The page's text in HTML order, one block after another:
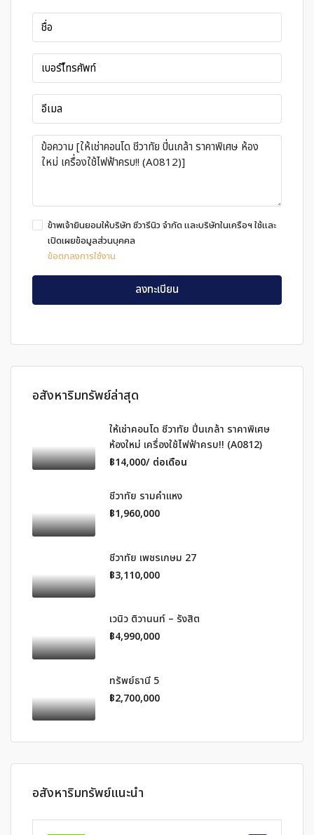
ข้าพเจ้ายินยอมให้บริษัท ชีวารีนิว จำกัด และบริษัทในเครือฯ ใช้และ
เปิดเผยข้อมูลส่วนบุคคล
ข้อตกลงการใช้งาน
ลงทะเบียน
อสังหาริมทรัพย์ล่าสุด
ให้เช่าคอนโด ชีวาทัย ปิ่นเกล้า ราคาพิเศษ
ห้องใหม่ เครื่องใช้ไฟฟ้าครบ!! (A0812)
฿14,000/ ต่อเดือน
ชีวาทัย รามคำแหง
฿1,960,000
ชีวาทัย เพชรเกษม 27
฿3,110,000
เวนิว ติวานนท์ – รังสิต
฿4,990,000
ทรัพย์ธานี 5
฿2,700,000
อสังหาริมทรัพย์แนะนำ